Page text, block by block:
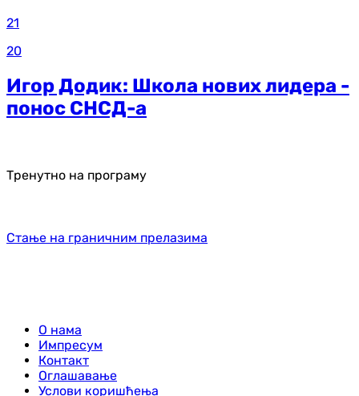
21
20
Игор Додик: Школа нових лидера -
понос СНСД-а
Тренутно на програму
Стање на граничним прелазима
О нама
Импресум
Контакт
Оглашавање
Услови коришћења